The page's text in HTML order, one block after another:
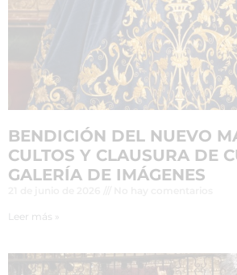
BENDICIÓN DEL NUEVO
CULTOS Y CLAUSURA DE
GALERÍA DE IMÁGENES
Leer más »